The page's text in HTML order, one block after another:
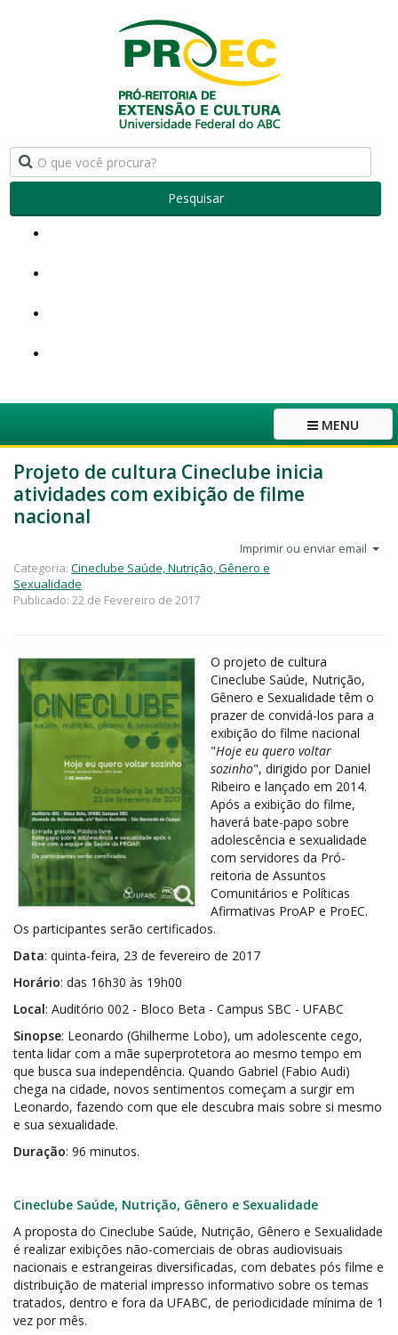
Pesquisar
MENU
Projeto de cultura Cineclube inicia
atividades com exibição de filme
nacional
Imprimir ou enviar email
Categoria: Cineclube Saúde, Nutrição, Gênero e
Sexualidade
Publicado: 22 de Fevereiro de 2017
O projeto de cultura
Cineclube Saúde, Nutrição,
Gênero e Sexualidade têm o
prazer de convidá-los para a
exibição do filme nacional
"Hoje eu quero voltar
sozinho", dirigido por Daniel
Ribeiro e lançado em 2014.
Após a exibição do filme,
haverá bate-papo sobre
adolescência e sexualidade
com servidores da Pró-
reitoria de Assuntos
Comunitários e Políticas
Afirmativas ProAP e ProEC.
Os participantes serão certificados.
Data: quinta-feira, 23 de fevereiro de 2017
Horário: das 16h30 às 19h00
Local: Auditório 002 - Bloco Beta - Campus SBC - UFABC
Sinopse: Leonardo (Ghilherme Lobo), um adolescente cego,
tenta lidar com a mãe superprotetora ao mesmo tempo em
que busca sua independência. Quando Gabriel (Fabio Audi)
chega na cidade, novos sentimentos começam a surgir em
Leonardo, fazendo com que ele descubra mais sobre si mesmo
e sua sexualidade.
Duração: 96 minutos.
Cineclube Saúde, Nutrição, Gênero e Sexualidade
A proposta do Cineclube Saúde, Nutrição, Gênero e Sexualidade
é realizar exibições não-comerciais de obras audiovisuais
nacionais e estrangeiras diversificadas, com debates pós filme e
distribuição de material impresso informativo sobre os temas
tratados, dentro e fora da UFABC, de periodicidade mínima de 1
vez por mês.